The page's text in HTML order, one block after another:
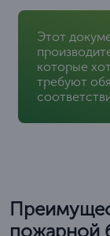
Этот
которые
требуют
пожарной